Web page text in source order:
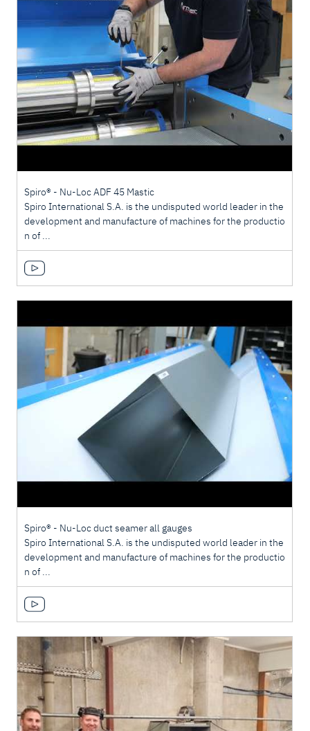
Spiro® - Nu-Loc ADF 45 Mastic
Spiro International S.A. is the undisputed world leader in the
development and manufacture of machines for the productio
n of ...
Spiro® - Nu-Loc duct seamer all gauges
Spiro International S.A. is the undisputed world leader in the
development and manufacture of machines for the productio
n of ...